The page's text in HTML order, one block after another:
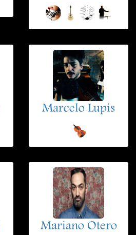
Marcelo Lupis
Mariano Otero